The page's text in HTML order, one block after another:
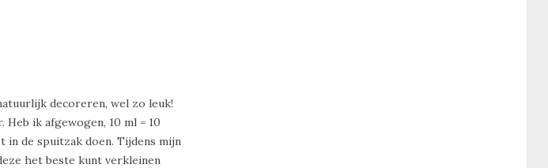
decoreren, wel zo leuk!
ik afgewogen, 10 ml = 10
in de spuitzak doen. Tijdens mijn
het beste kunt verkleinen